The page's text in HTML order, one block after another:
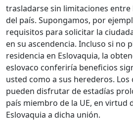
trasladarse sin limitaciones
del país. Supongamos, por
requisitos para solicitar la
en su ascendencia. Incluso si no
residencia en Eslovaquia, la
eslovaco conferiría beneficios
usted como a sus herederos. Los
pueden disfrutar de estadías
país miembro de la UE, en virtud
Eslovaquia a dicha unión.